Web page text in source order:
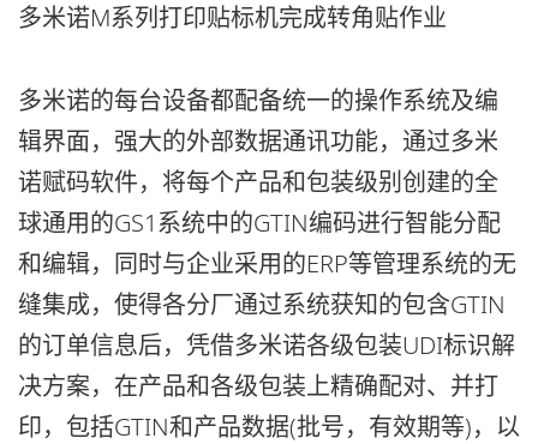
多米诺M系列打印贴标机完成转角贴作业
多米诺的每台设备都配备统一的操作系统及编
辑界面，强大的外部数据通讯功能，通过多米
诺赋码软件，将每个产品和包装级别创建的全
球通用的GS1系统中的GTIN编码进行智能分配
和编辑，同时与企业采用的ERP等管理系统的无
缝集成，使得各分厂通过系统获知的包含GTIN
的订单信息后，凭借多米诺各级包装UDI标识解
决方案，在产品和各级包装上精确配对、并打
印，包括GTIN和产品数据(批号，有效期等)，以